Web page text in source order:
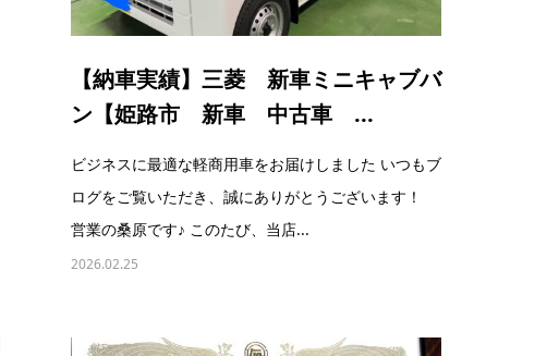
【納車実績】三菱 新車ミニキャブバ
ン【姫路市 新車 中古車 ...
ビジネスに最適な軽商用車をお届けしました いつもブ
ログをご覧いただき、誠にありがとうございます！
営業の桑原です♪ このたび、当店...
2026.02.25